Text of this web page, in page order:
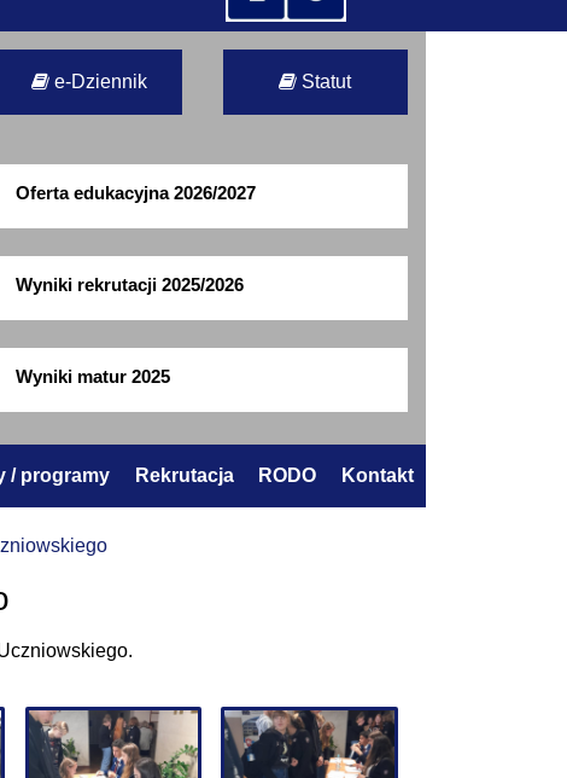
e-Dziennik Statut
Oferta edukacyjna 2026/2027
Wyniki rekrutacji 2025/2026
Wyniki matur 2025
/ programy Rekrutacja RODO Kontakt